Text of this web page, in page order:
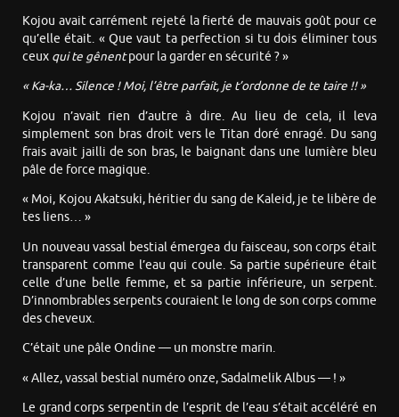
Kojou avait carrément rejeté la fierté de mauvais goût pour ce
qu’elle était. « Que vaut ta perfection si tu dois éliminer tous
ceux qui te gênentpour la garder en sécurité ? »
« Ka-ka… Silence ! Moi, l’être parfait, je t’ordonne de te taire !! »
Kojou n’avait rien d’autre à dire. Au lieu de cela, il leva
simplement son bras droit vers le Titan doré enragé. Du sang
frais avait jailli de son bras, le baignant dans une lumière bleu
pâle de force magique.
« Moi, Kojou Akatsuki, héritier du sang de Kaleid, je te libère de
tes liens… »
Un nouveau vassal bestial émergea du faisceau, son corps était
transparent comme l’eau qui coule. Sa partie supérieure était
celle d’une belle femme, et sa partie inférieure, un serpent.
D’innombrables serpents couraient le long de son corps comme
des cheveux.
C’était une pâle Ondine — un monstre marin.
« Allez, vassal bestial numéro onze, Sadalmelik Albus — ! »
Le grand corps serpentin de l’esprit de l’eau s’était accéléré en